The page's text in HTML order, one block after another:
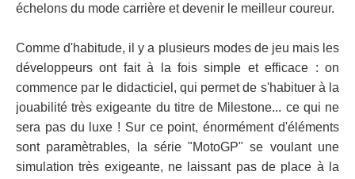
échelons du mode carrière et devenir le meilleur coureur.
Comme d'habitude, il y a plusieurs modes de jeu mais les
développeurs ont fait à la fois simple et efficace : on
commence par le didacticiel, qui permet de s'habituer à la
jouabilité très exigeante du titre de Milestone... ce qui ne
sera pas du luxe ! Sur ce point, énormément d'éléments
sont paramètrables, la série "MotoGP" se voulant une
simulation très exigeante, ne laissant pas de place à la